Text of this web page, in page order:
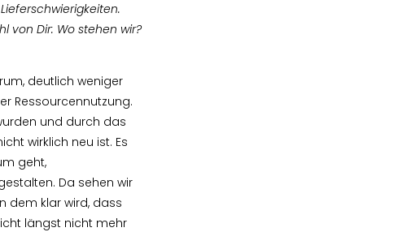
von Dir: Wo stehen wir?
deutlich weniger
Ressourcennutzung.
und durch das
wirklich neu ist. Es
geht,
Da sehen wir
dem klar wird, dass
längst nicht mehr